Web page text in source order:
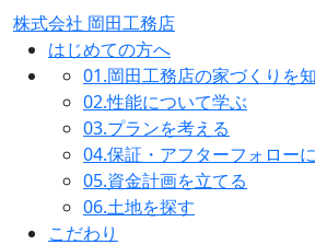
株式会社 岡田工務店
はじめての方へ
01.岡田工務店の家づくりを
02.性能について学ぶ
03.プランを考える
04.保証・アフターフォロー
05.資金計画を立てる
06.土地を探す
こだわり